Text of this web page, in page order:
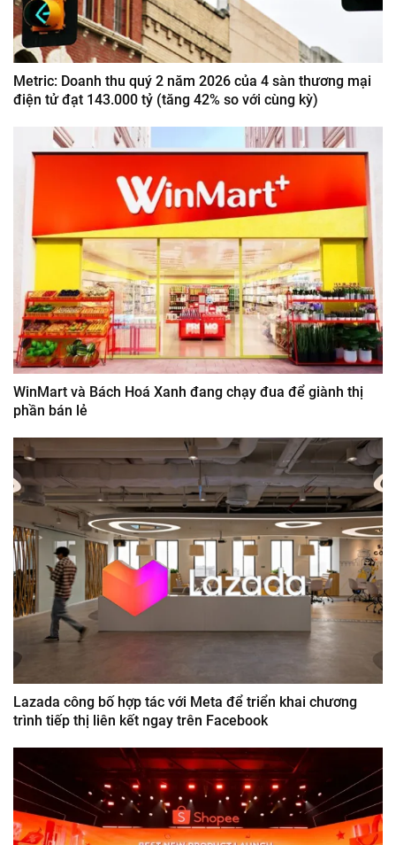
Metric: Doanh thu quý 2 năm 2026 của 4 sàn thương mại
điện tử đạt 143.000 tỷ (tăng 42% so với cùng kỳ)
WinMart và Bách Hoá Xanh đang chạy đua để giành thị
phần bán lẻ
Lazada công bố hợp tác với Meta để triển khai chương
trình tiếp thị liên kết ngay trên Facebook